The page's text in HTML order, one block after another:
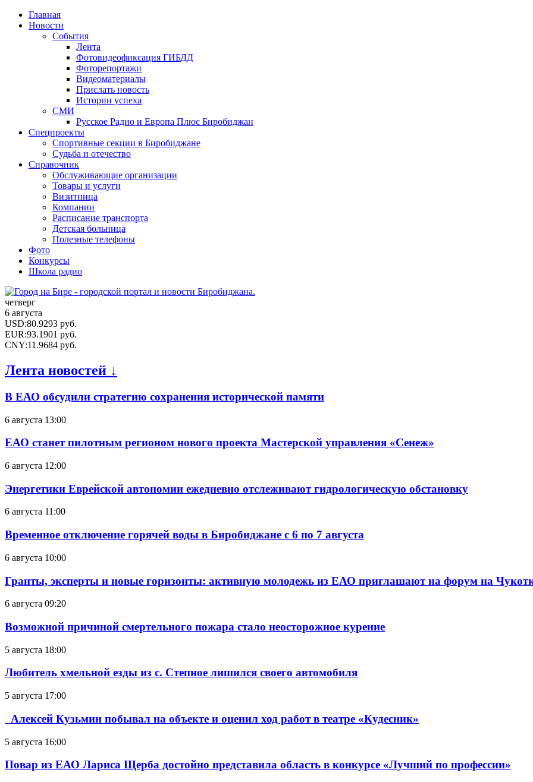
Главная
Новости
События
Лента
Фотовидеофиксация ГИБДД
Фоторепортажи
Видеоматериалы
Прислать новость
Истории успеха
СМИ
Русское Радио и Европа Плюс Биробиджан
Спецпроекты
Спортивные секции в Биробиджане
Судьба и отечество
Справочник
Обслуживающие организации
Товары и услуги
Визитница
Компании
Расписание транспорта
Детская больница
Полезные телефоны
Фото
Конкурсы
Школа радио
четверг
6 августа
USD:80.9293 руб.
EUR:93.1901 руб.
CNY:11.9684 руб.
Лента новостей ↓
В ЕАО обсудили стратегию сохранения исторической памяти
6 августа 13:00
ЕАО станет пилотным регионом нового проекта Мастерской управления «Сенеж»
6 августа 12:00
Энергетики Еврейской автономии ежедневно отслеживают гидрологическую обстановку
6 августа 11:00
Временное отключение горячей воды в Биробиджане с 6 по 7 августа
6 августа 10:00
Гранты, эксперты и новые горизонты: активную молодежь из ЕАО приглашают на форум на
6 августа 09:20
Возможной причиной смертельного пожара стало неосторожное курение
5 августа 18:00
Любитель хмельной езды из с. Степное лишился своего автомобиля
5 августа 17:00
Алексей Кузьмин побывал на объекте и оценил ход работ в театре «Кудесник»
5 августа 16:00
Повар из ЕАО Лариса Щерба достойно представила область в конкурсе «Лучший по профессии»